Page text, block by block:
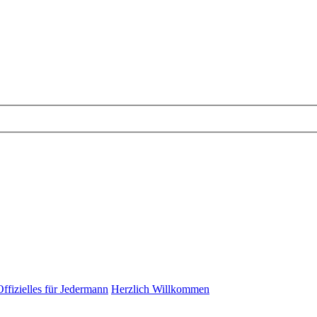
für Jedermann Herzlich Willkommen